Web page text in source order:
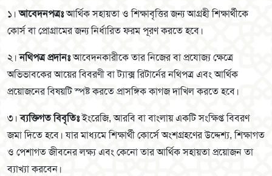
১।আবেদনপত্রঃআর্থিক সহায়তা ও শিক্ষাবৃত্তির জন্য আগ্রহী শিক্ষার্থীকে
কোর্স বা প্রোগ্রামের জন্য নির্ধারিত ফরম পূরণ করতে হবে।
২।নথিপত্র প্রদানঃআবেদনকারীকে তার নিজের বা প্রযোজ্য ক্ষেত্রে
অভিভাবকের আয়ের বিবরণী বা ট্যাক্স রিটার্নের নথিপত্র এবং আর্থিক
প্রয়োজনের বিষয়টি স্পষ্ট করতে প্রাসঙ্গিক কাগজ দাখিল করতে হবে।
৩।ব্যক্তিগত বিবৃতিঃইংরেজি, আরবি বা বাংলায় একটি সংক্ষিপ্ত বিবরণ
জমা দিতে হবে। যার মাধ্যমে শিক্ষার্থী কোর্সে অংশগ্রহণের উদ্দেশ্য, শিক্ষাগত
ও পেশাগত জীবনের লক্ষ্য এবং কেনো তার আর্থিক সহায়তা প্রয়োজন তা
ব্যাখ্যা করবেন।